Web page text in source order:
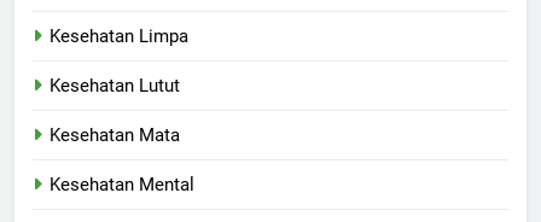
Kesehatan Limpa
Kesehatan Lutut
Kesehatan Mata
Kesehatan Mental